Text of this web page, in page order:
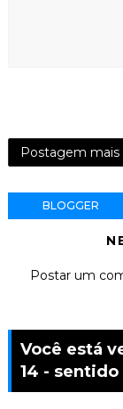
Postagem mais
BLOGGER
Postar um
Você está
14 - sentido